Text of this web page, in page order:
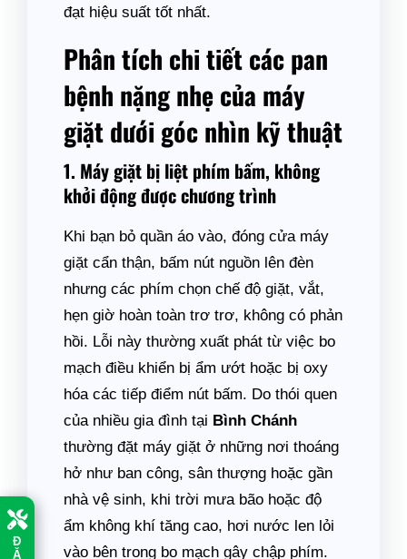
Đ
Ặ
đạt hiệu suất tốt nhất.
Phân tích chi tiết các pan
bệnh nặng nhẹ của máy
giặt dưới góc nhìn kỹ thuật
1. Máy giặt bị liệt phím bấm, không
khởi động được chương trình
Khi bạn bỏ quần áo vào, đóng cửa máy
giặt cẩn thận, bấm nút nguồn lên đèn
nhưng các phím chọn chế độ giặt, vắt,
hẹn giờ hoàn toàn trơ trơ, không có phản
hồi. Lỗi này thường xuất phát từ việc bo
mạch điều khiển bị ẩm ướt hoặc bị oxy
hóa các tiếp điểm nút bấm. Do thói quen
của nhiều gia đình tại Bình Chánh
thường đặt máy giặt ở những nơi thoáng
hở như ban công, sân thượng hoặc gần
nhà vệ sinh, khi trời mưa bão hoặc độ
ẩm không khí tăng cao, hơi nước len lỏi
vào bên trong bo mạch gây chập phím.